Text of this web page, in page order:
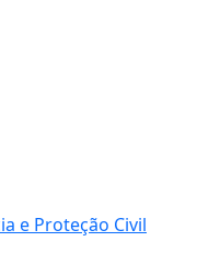
e Proteção Civil